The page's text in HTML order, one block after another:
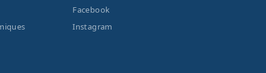
Facebook
Instagram